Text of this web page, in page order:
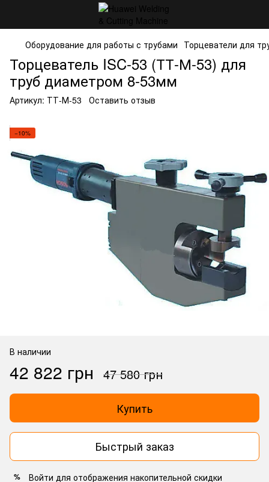
Оборудование для работы с трубами Торцеватели для
Торцеватель ISC-53 (ТТ-М-53) для
труб диаметром 8-53мм
Артикул: ТТ-М-53 Оставить отзыв
−10%
В наличии
42 822 грн 47 580 грн
Купить
Быстрый заказ
% Войти для отображения накопительной скидки